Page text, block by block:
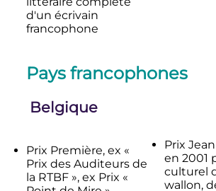
d'un écrivain
francophone
Pays francophones
Belgique
Prix Première, ex «
Prix des Auditeurs de
la RTBF », ex Prix «
Prix
en 2001
culturel
wallon,